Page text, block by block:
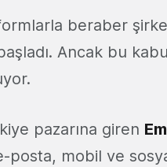
beraber
Ancak bu
pazarına giren
posta, mobil ve